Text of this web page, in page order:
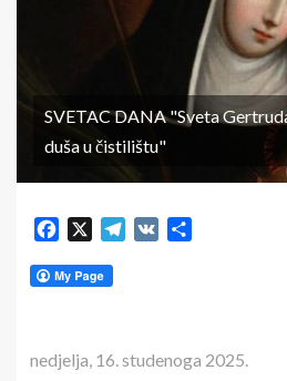
SVETAC DANA "Sveta
duša u čistilištu"
Facebook Telegram
VK
nedjelja, 16. studenoga 2025.